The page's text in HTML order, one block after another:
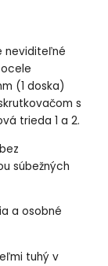
neviditeľné
(1 doska)
s
trieda 1 a 2.
súbežných
a osobné
tuhý v